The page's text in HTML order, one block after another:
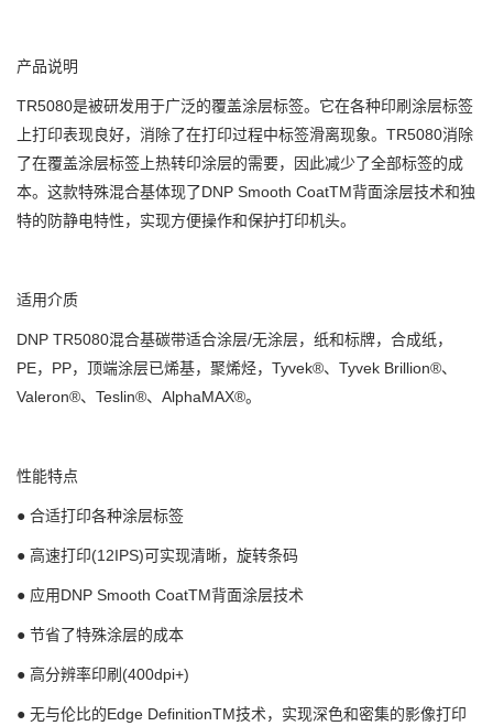
产品说明
TR5080是被研发用于广泛的覆盖涂层标签。它在各种印刷涂层标签
上打印表现良好，消除了在打印过程中标签滑离现象。TR5080消除
了在覆盖涂层标签上热转印涂层的需要，因此减少了全部标签的成
本。这款特殊混合基体现了DNP Smooth CoatTM背面涂层技术和独
特的防静电特性，实现方便操作和保护打印机头。
适用介质
DNP TR5080混合基碳带适合涂层/无涂层，纸和标牌，合成纸，
PE，PP，顶端涂层已烯基，聚烯烃，Tyvek®、Tyvek Brillion®、
Valeron®、Teslin®、AlphaMAX®。
性能特点
● 合适打印各种涂层标签
● 高速打印(12IPS)可实现清晰，旋转条码
● 应用DNP Smooth CoatTM背面涂层技术
● 节省了特殊涂层的成本
● 高分辨率印刷(400dpi+)
● 无与伦比的Edge DefinitionTM技术，实现深色和密集的影像打印